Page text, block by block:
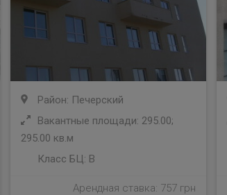
Район: Печерский
Вакантные площади: 295.00;
295.00 кв.м
Класс БЦ: B
Арендная ставка: 757 грн